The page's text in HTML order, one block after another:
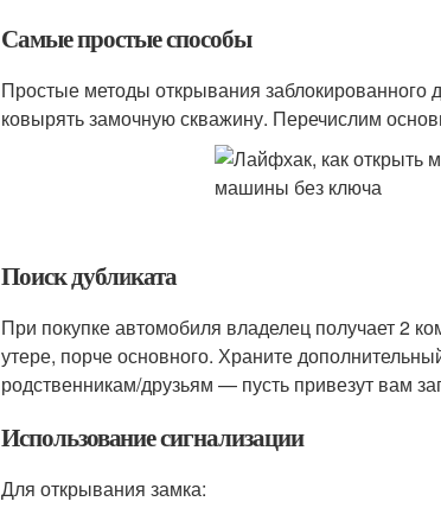
Самые простые способы
Простые методы открывания заблокированного
ковырять замочную скважину. Перечислим
Поиск дубликата
При покупке автомобиля владелец получает 2
утере, порче основного. Храните
родственникам/друзьям — пусть привезут вам
Использование сигнализации
Для открывания замка: